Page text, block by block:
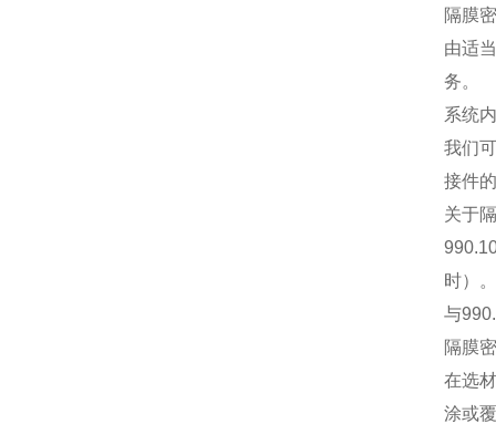
隔膜
由适
务。
系统
我们
接件
关于
时）。
与
隔膜
在选
涂或